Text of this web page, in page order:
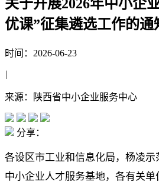
关于开展2026年中小企
优课”征集遴选工作的通
时间：2026-06-23
|
来源：陕西省中小企业服务中心
分享：
各设区市工业和信息化局，杨凌
中小企业人才服务基地，各有关单